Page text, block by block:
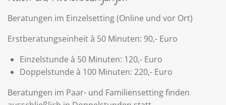
Beratungen im Einzelsetting (Online und vor Ort)
Erstberatungseinheit à 50 Minuten: 90,- Euro
Einzelstunde à 50 Minuten: 120,- Euro
Doppelstunde à 100 Minuten: 220,- Euro
Beratungen im Paar- und Familiensetting finden